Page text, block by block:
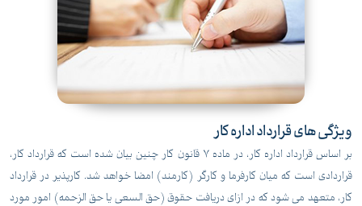
ویژگی های قرارداد اداره کار
بر اساس قرارداد اداره کار، در ماده 7 قانون کار چنین بیان شده است که قرارداد کار،
قراردادی است که میان کارفرما و کارگر (کارمند) امضا خواهد شد. کارپذیر در قرارداد
کار، متعهد می شود که در ازای دریافت حقوق (حق السعی یا حق الزحمه) امور مورد